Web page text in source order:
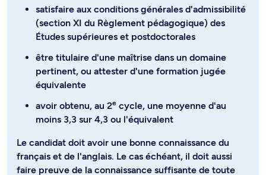
satisfaire aux conditions générales d'admissibilité
(section XI du Règlement pédagogique) des
Études supérieures et postdoctorales
être titulaire d'une maîtrise dans un domaine
pertinent, ou attester d'une formation jugée
équivalente
avoir obtenu, au 2e cycle, une moyenne d'au
moins 3,3 sur 4,3 ou l'équivalent
Le candidat doit avoir une bonne connaissance du
français et de l'anglais. Le cas échéant, il doit aussi
faire preuve de la connaissance suffisante de toute